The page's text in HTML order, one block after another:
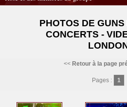
PHOTOS DE
CONCERTS -
<< Retour à la page
Pages : 1